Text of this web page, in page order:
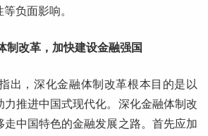
负面影响。
制改革，加快建设金融强国
出，深化金融体制改革根本目的是以
力推进中国式现代化。深化金融体制改
走中国特色的金融发展之路。首先应加